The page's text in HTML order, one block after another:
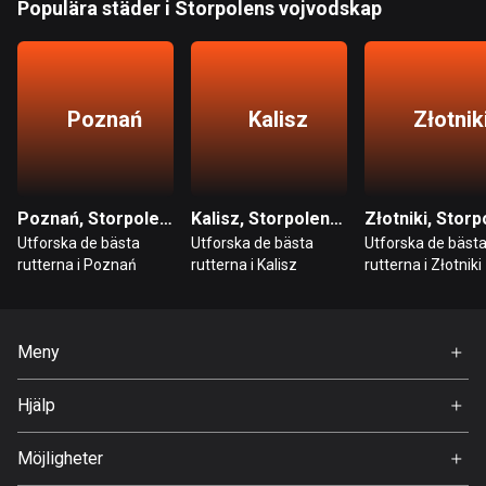
Bahrain
17 rutter
409 rutter
Belarus
141 rutter
Belize
Bhutan
3 rutter
Populära städer i Storpolens vojvodskap
Poznań
Poznań, Storpolens vojvodskap
Utforska de bästa
rutterna i Poznań
Kalisz
Kalisz, Storpolens vojvodskap
Utforska de bästa
rutterna i Kalisz
Utforska de bästa
rutterna i Złotniki
Meny
Hem
Premium
Om Oss
Hjälp
FAQ
Möjligheter